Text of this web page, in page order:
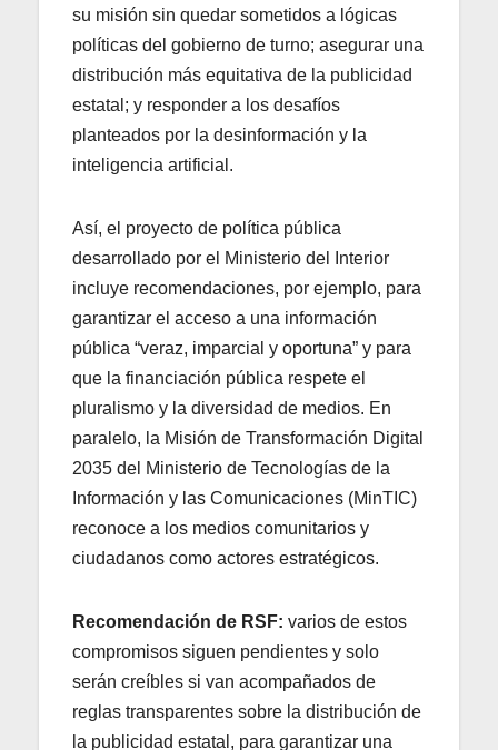
su misión sin quedar sometidos a lógicas
políticas del gobierno de turno; asegurar una
distribución más equitativa de la publicidad
estatal; y responder a los desafíos
planteados por la desinformación y la
inteligencia artificial.
Así, el proyecto de política pública
desarrollado por el Ministerio del Interior
incluye recomendaciones, por ejemplo, para
garantizar el acceso a una información
pública “veraz, imparcial y oportuna” y para
que la financiación pública respete el
pluralismo y la diversidad de medios. En
paralelo, la Misión de Transformación Digital
2035 del Ministerio de Tecnologías de la
Información y las Comunicaciones (MinTIC)
reconoce a los medios comunitarios y
ciudadanos como actores estratégicos.
Recomendación de RSF: varios de estos
compromisos siguen pendientes y solo
serán creíbles si van acompañados de
reglas transparentes sobre la distribución de
la publicidad estatal, para garantizar una